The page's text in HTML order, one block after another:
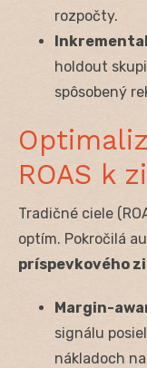
rozpočty.
holdout
spôsobený
ROAS k
Tradičné ciele
optím. Pokročilá
príspevkového
Margin-
signálu
nákladoch